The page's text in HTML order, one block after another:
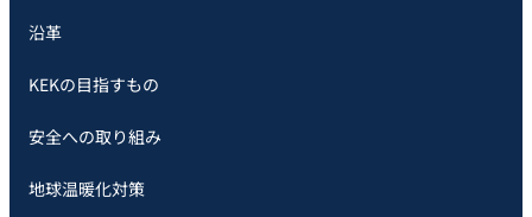
沿革
KEKの目指すもの
安全への取り組み
地球温暖化対策